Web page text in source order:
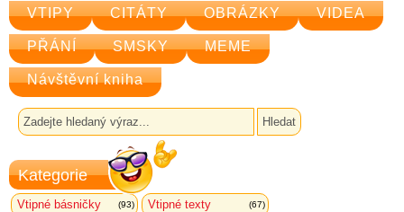
VTIPY CITÁTY OBRÁZKY VIDEA
PŘÁNÍ SMSKY MEME
Návštěvní kniha
Kategorie
Vtipné básničky (93) Vtipné texty (67)